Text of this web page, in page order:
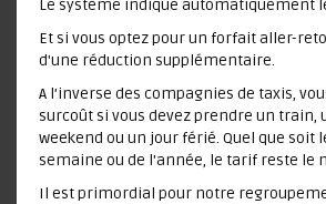
Le système indique automatiquement
Et si vous optez pour un forfait aller-
d'une réduction supplémentaire.
A l’inverse des compagnies de taxis,
surcoût si vous devez prendre un train,
weekend ou un jour férié. Quel que soit
semaine ou de l'année, le tarif reste le
Il est primordial pour notre